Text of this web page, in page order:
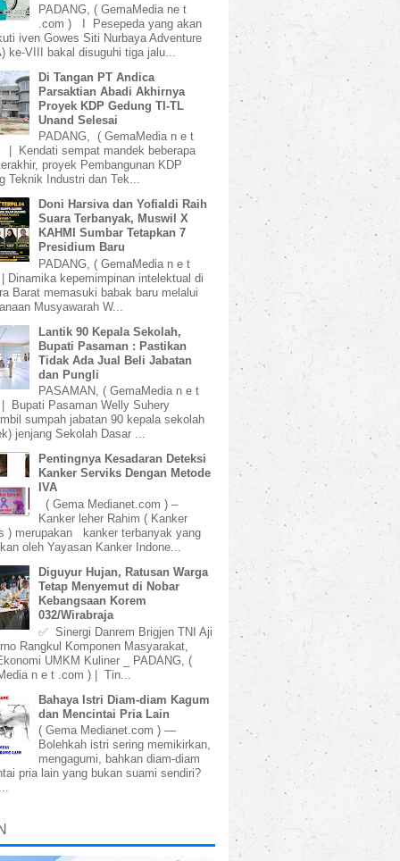
PADANG, ( GemaMedia ne t
.com ) I Pesepeda yang akan
iven Gowes Siti Nurbaya Adventure
ke-VIII bakal disuguhi tiga jalu...
Di Tangan PT Andica
Parsaktian Abadi Akhirnya
Proyek KDP Gedung TI-TL
Unand Selesai
PADANG, ( GemaMedia n e t
Kendati sempat mandek beberapa
proyek Pembangunan KDP
Teknik Industri dan Tek...
Doni Harsiva dan Yofialdi Raih
Suara Terbanyak, Muswil X
KAHMI Sumbar Tetapkan 7
Presidium Baru
PADANG, ( GemaMedia n e t
Dinamika kepemimpinan intelektual di
Barat memasuki babak baru melalui
Musyawarah W...
Lantik 90 Kepala Sekolah,
Bupati Pasaman : Pastikan
Tidak Ada Jual Beli Jabatan
dan Pungli
PASAMAN, ( GemaMedia n e t
Bupati Pasaman Welly Suhery
sumpah jabatan 90 kepala sekolah
jenjang Sekolah Dasar ...
Pentingnya Kesadaran Deteksi
Kanker Serviks Dengan Metode
IVA
( Gema Medianet.com ) –
Kanker leher Rahim ( Kanker
) merupakan kanker terbanyak yang
oleh Yayasan Kanker Indone...
Diguyur Hujan, Ratusan Warga
Tetap Menyemut di Nobar
Kebangsaan Korem
032/Wirabraja
✅ Sinergi Danrem Brigjen TNI Aji
Rangkul Komponen Masyarakat,
UMKM Kuliner _ PADANG, (
n e t .com ) | Tin...
Bahaya Istri Diam-diam Kagum
dan Mencintai Pria Lain
( Gema Medianet.com ) —
Bolehkah istri sering memikirkan,
mengagumi, bahkan diam-diam
pria lain yang bukan suami sendiri?